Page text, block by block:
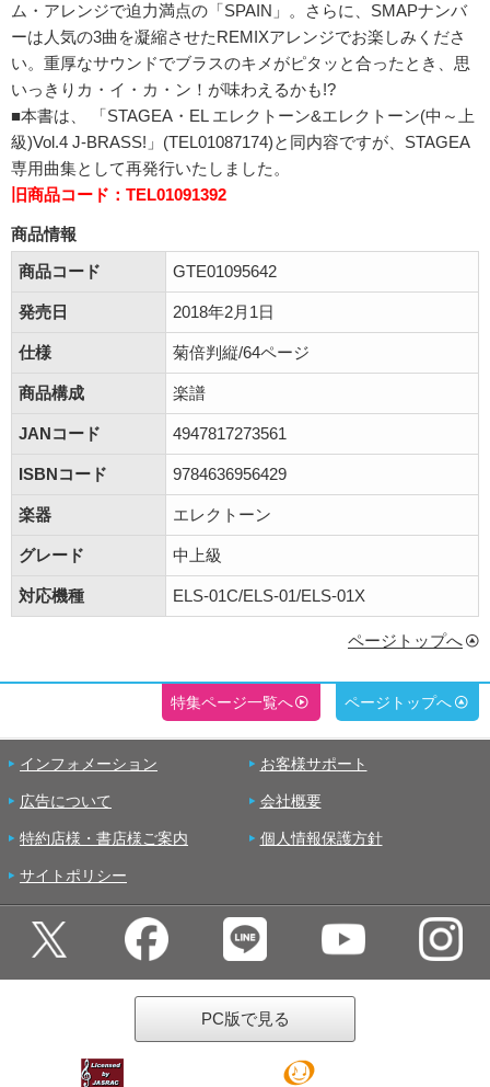
ム・アレンジで迫力満点の「SPAIN」。さらに、SMAPナンバ
ーは人気の3曲を凝縮させたREMIXアレンジでお楽しみくださ
い。重厚なサウンドでブラスのキメがピタッと合ったとき、思
いっきりカ・イ・カ・ン！が味わえるかも!?
■本書は、 「STAGEA・EL エレクトーン&エレクトーン(中～上
級)Vol.4 J-BRASS!」(TEL01087174)と同内容ですが、STAGEA
専用曲集として再発行いたしました。
旧商品コード：TEL01091392
商品情報
商品コード
GTE01095642
発売日 2018年2月1日
仕様 菊倍判縦/64ページ
商品構成 楽譜
JANコード 4947817273561
ISBNコード 9784636956429
楽器 エレクトーン
グレード 中上級
対応機種 ELS-01C/ELS-01/ELS-01X
ページトップへ
特集ページ一覧へ ページトップへ
インフォメーション お客様サポート
広告について 会社概要
特約店様・書店様ご案内 個人情報保護方針
サイトポリシー
PC版で見る